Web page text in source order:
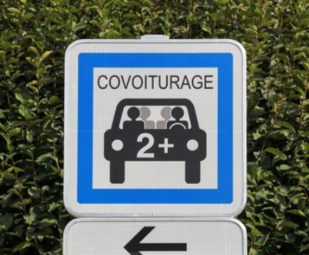
Qui
sommes-
nous ?
S'inscrire à
la
newsletter
Découvrir
l'UNSA
Rémunération
|
OTE et DDI
|
Travail & santé
|
Action sociale